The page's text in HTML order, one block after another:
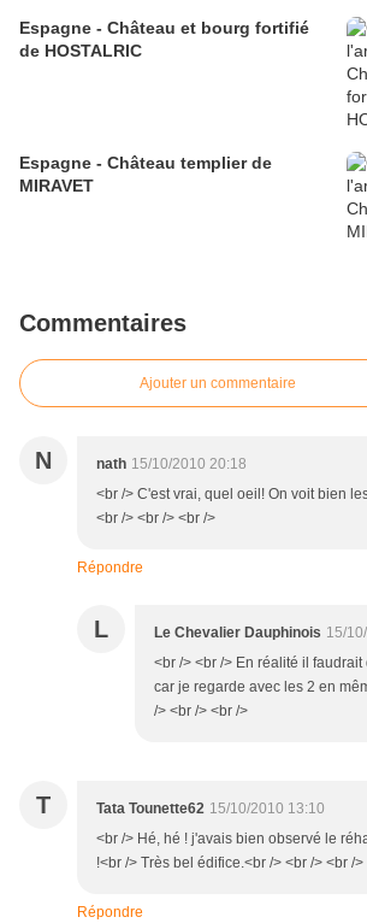
Espagne - Château et bourg fortifié
de HOSTALRIC
Espagne - Château templier de
MIRAVET
Commentaires
Ajouter un commentaire
N nath 15/10/2010 20:18
<br /> C'est vrai, quel oeil! On voit bien
<br /> <br /> <br />
Répondre
L Le Chevalier Dauphinois 15/
<br /> <br /> En réalité il faudrait
car je regarde avec les 2 en
/> <br /> <br />
T Tata Tounette62 15/10/2010 13:10
<br /> Hé, hé ! j'avais bien observé le
!<br /> Très bel édifice.<br /> <br /> <br />
Répondre